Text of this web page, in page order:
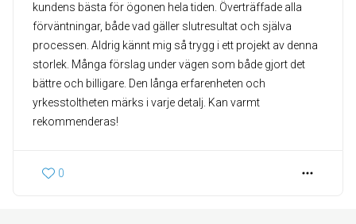
kundens bästa för ögonen hela tiden. Överträffade alla
förväntningar, både vad gäller slutresultat och själva
processen. Aldrig kännt mig så trygg i ett projekt av denna
storlek. Många förslag under vägen som både gjort det
bättre och billigare. Den långa erfarenheten och
yrkesstoltheten märks i varje detalj. Kan varmt
rekommenderas!
0